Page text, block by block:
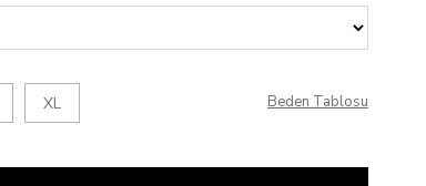
XL Beden Tablosu